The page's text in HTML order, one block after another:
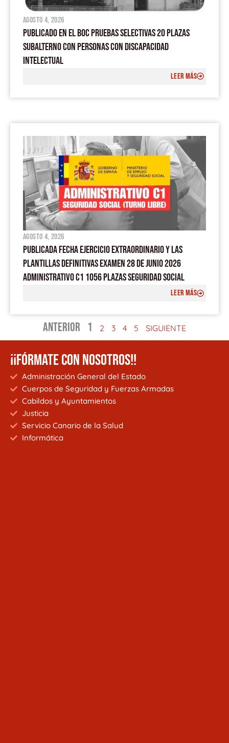
agosto 4, 2026
PUBLICADO EN EL BOC PRUEBAS SELECTIVAS 20 PLAZAS
SUBALTERNO CON PERSONAS CON DISCAPACIDAD
INTELECTUAL
LEER MÁS
agosto 4, 2026
PUBLICADA FECHA EJERCICIO EXTRAORDINARIO Y LAS
PLANTILLAS DEFINITIVAS EXAMEN 28 DE JUNIO 2026
ADMINISTRATIVO C1 1056 PLAZAS SEGURIDAD SOCIAL
LEER MÁS
ANTERIOR 1 2 3 4 5 SIGUIENTE
¡¡FÓRMATE CON NOSOTROS!!
Administración General del Estado
Cuerpos de Seguridad y Fuerzas Armadas
Cabildos y Ayuntamientos
Justicia
Servicio Canario de la Salud
Informática